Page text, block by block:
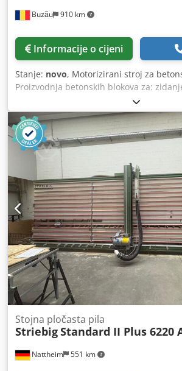
Buzău 910 km
Informacije o cijeni
Stanje: novo, Motorizirani stroj za
Proizvodnja betonskih blokova za:
stupove, podove i dimnjake. Snažno
Sjedalo za operatera Betonski rezervoar
Automatsko podizanje kontra kalupa
Apvof Maksimalne dimenzije kalupa
Maksimalna visina betonskog proizvoda:
ciklusa: 45 sekundi Instalirana snaga:
napajanja: 380V Ukupne dimenzije: 2,2 x
(uključujući kalup): 2000 kg Frekvencija
vibracija: 3000rpm Potrošnja betona: 4
Nattheim 551 km
Stojna pločasta pila
StriebigStandard II Plus 6220